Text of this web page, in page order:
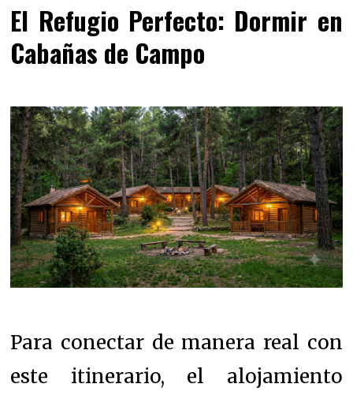
El Refugio Perfecto: Dormir en
Cabañas de Campo
Para conectar de manera real con
este itinerario, el alojamiento